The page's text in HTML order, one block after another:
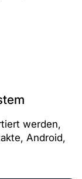
werden,
Android,